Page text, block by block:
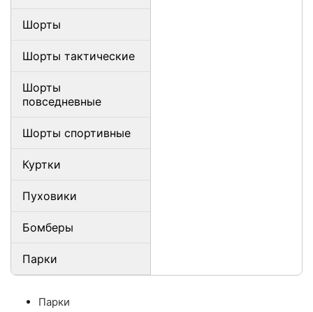
Шорты
Шорты тактические
Шорты
повседневные
Шорты спортивные
Куртки
Пуховики
Бомберы
Парки
Парки